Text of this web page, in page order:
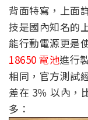
背面特寫，上面
技是國內知名的
能行動電源更是
18650 電池進行
相同，官方測試
差在 3％ 以內，
多：